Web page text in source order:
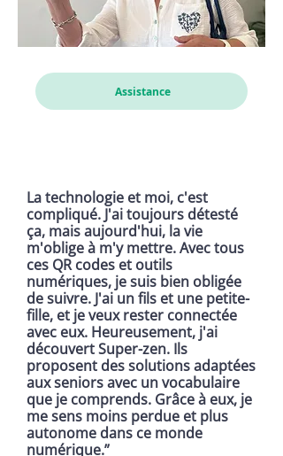
Assistance
La technologie et moi, c'est
compliqué. J'ai toujours détesté
ça, mais aujourd'hui, la vie
m'oblige à m'y mettre. Avec tous
ces QR codes et outils
numériques, je suis bien obligée
de suivre. J'ai un fils et une petite-
fille, et je veux rester connectée
avec eux. Heureusement, j'ai
découvert Super-zen. Ils
proposent des solutions adaptées
aux seniors avec un vocabulaire
que je comprends. Grâce à eux, je
me sens moins perdue et plus
autonome dans ce monde
numérique.”